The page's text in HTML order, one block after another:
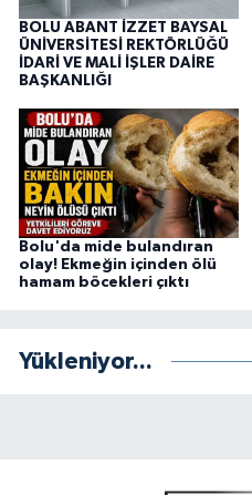
BOLU ABANT İZZET BAYSAL
ÜNİVERSİTESİ REKTÖRLÜĞÜ
İDARİ VE MALİ İŞLER DAİRE
BAŞKANLIĞI
Bolu'da mide bulandıran
olay! Ekmeğin içinden ölü
hamam böcekleri çıktı
Yükleniyor...